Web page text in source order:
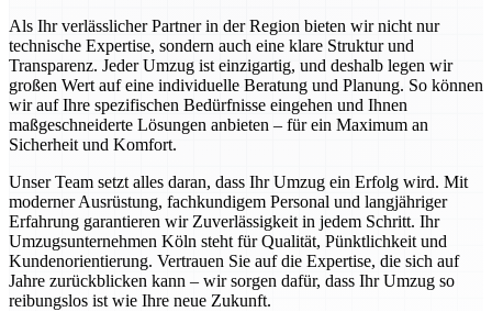
Als Ihr verlässlicher Partner in der Region bieten wir nicht nur
technische Expertise, sondern auch eine klare Struktur und
Transparenz. Jeder Umzug ist einzigartig, und deshalb legen wir
großen Wert auf eine individuelle Beratung und Planung. So können
wir auf Ihre spezifischen Bedürfnisse eingehen und Ihnen
maßgeschneiderte Lösungen anbieten – für ein Maximum an
Sicherheit und Komfort.
Unser Team setzt alles daran, dass Ihr Umzug ein Erfolg wird. Mit
moderner Ausrüstung, fachkundigem Personal und langjähriger
Erfahrung garantieren wir Zuverlässigkeit in jedem Schritt. Ihr
Umzugsunternehmen Köln steht für Qualität, Pünktlichkeit und
Kundenorientierung. Vertrauen Sie auf die Expertise, die sich auf
Jahre zurückblicken kann – wir sorgen dafür, dass Ihr Umzug so
reibungslos ist wie Ihre neue Zukunft.